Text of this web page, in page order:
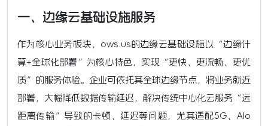
一、边缘云基础设施服务
作为核心业务板块，ows.us的边缘云基础设施以“边缘计
算+全球化部署”为核心特色，实现“更快、更流畅、更优
质”的服务体验。企业可依托其全球边缘节点，将业务就近
部署，大幅降低数据传输延迟，解决传统中心化云服务“远
距离传输”导致的卡顿、延迟等问题，尤其适配5G、AIo